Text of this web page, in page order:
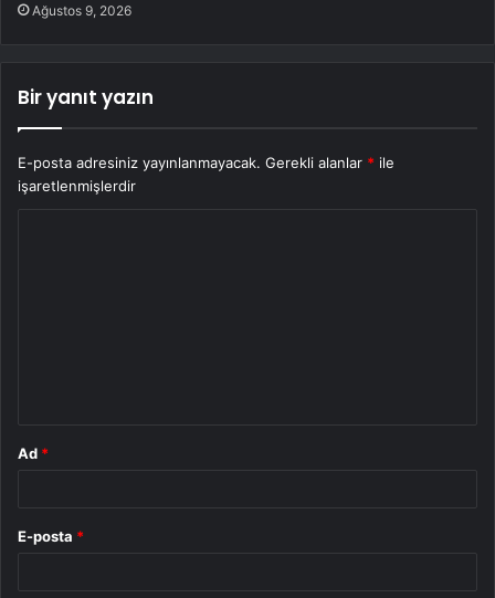
Ağustos 9, 2026
Bir yanıt yazın
E-posta adresiniz yayınlanmayacak. Gerekli alanlar * ile
işaretlenmişlerdir
Ad *
E-posta *